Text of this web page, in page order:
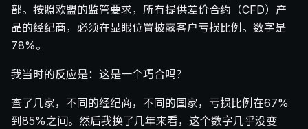
部。按照欧盟的监管要求，所有提供差价合约（CFD）产
品的经纪商，必须在显眼位置披露客户亏损比例。数字是
78%。
我当时的反应是：这是一个巧合吗？
查了几家，不同的经纪商，不同的国家，亏损比例在67%
到85%之间。然后我换了几年来看，这个数字几乎没变